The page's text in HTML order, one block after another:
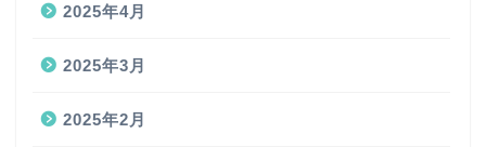
2025年4月
2025年3月
2025年2月